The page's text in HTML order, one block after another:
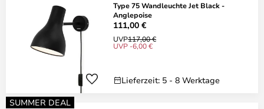
Type 75 Wandleuchte Jet Black -
Anglepoise
111,00 €
UVP117,00 €
UVP -6,00 €
Lieferzeit: 5 - 8 Werktage
SUMMER DEAL